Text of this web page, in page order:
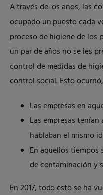
A través de los años, las
ocupado un puesto cada
proceso de higiene de los
un par de años no se les
control de medidas de
control social. Esto
Las empresas en
Las empresas
hablaban el mismo
En aquellos tiempos
de contaminación y
En 2017, todo esto se ha